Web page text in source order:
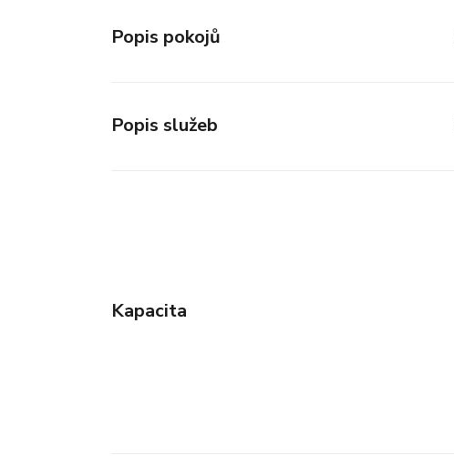
Popis pokojů
Popis služeb
Kapacita